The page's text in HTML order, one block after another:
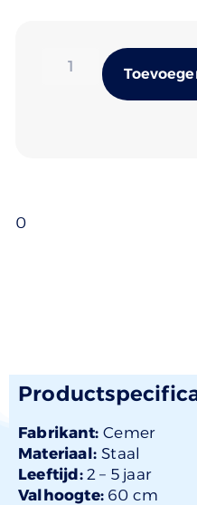
0
Fabrikant:Cemer
Materiaal:Staal
Leeftijd:2 – 5 jaar
Valhoogte: 60 cm